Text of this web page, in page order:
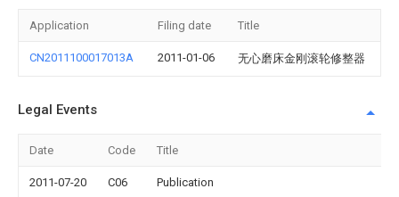
Application Filing date Title
CN2011100017013A 2011-01-06 无心磨床金刚滚轮修整器
Legal Events
Date Code Title
2011-07-20 C06 Publication